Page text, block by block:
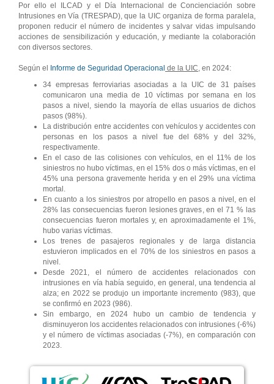
Por ello el ILCAD y el Día Internacional de Concienciación sobre
Intrusiones en Vía (TRESPAD), que la UIC organiza de forma paralela,
proponen reducir el número de incidentes y salvar vidas impulsando
acciones de sensibilización y educación, y mediante la colaboración
con diversos sectores.
Según el Informe de Seguridad Operacional de la UIC, en 2024:
34 empresas ferroviarias asociadas a la UIC de 31 países
comunicaron una media de 10 víctimas por semana en los
pasos a nivel, siendo la mayoría de ellas usuarios de dichos
pasos (98%).
La distribución entre accidentes con vehículos y accidentes con
personas en los pasos a nivel fue del 68% y del 32%,
respectivamente.
En el caso de las colisiones con vehículos, en el 11% de los
siniestros no hubo víctimas, en el 15% dos o más víctimas, en el
45% una persona gravemente herida y en el 29% una víctima
mortal.
En cuanto a los siniestros por atropello en pasos a nivel, en el
28% las consecuencias fueron lesiones graves, en el 71 % las
consecuencias fueron mortales y, en aproximadamente el 1%,
hubo varias víctimas.
Los trenes de pasajeros regionales y de larga distancia
estuvieron implicados en el 70% de los siniestros en pasos a
nivel.
Desde 2021, el número de accidentes relacionados con
intrusiones en vía había seguido, en general, una tendencia al
alza; en 2022 se produjo un importante incremento (983), que
se confirmó en 2023 (986).
Sin embargo, en 2024 hubo un cambio de tendencia y
disminuyeron los accidentes relacionados con intrusiones (-6%)
y el número de víctimas asociadas (-7%), en comparación con
2023.